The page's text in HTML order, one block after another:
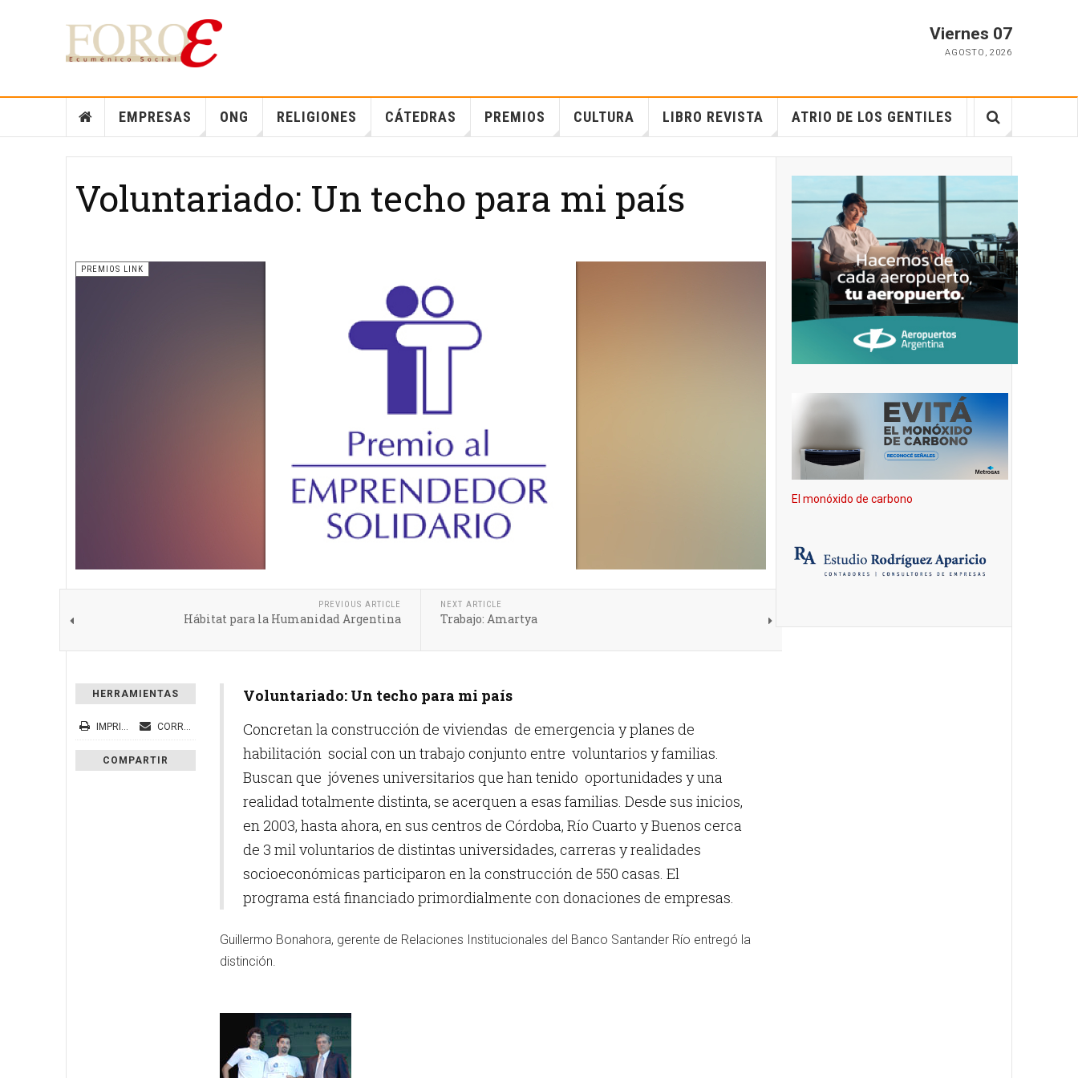
Viernes 07
AGOSTO , 2026
EMPRESAS ONG RELIGIONES CÁTEDRAS PREMIOS CULTURA LIBRO REVISTA ATRIO DE LOS GENTILES
Voluntariado: Un techo para mi país
PREMIOS LINK
PREVIOUS ARTICLE
Hábitat para la Humanidad Argentina
NEXT ARTICLE
Trabajo: Amartya
HERRAMIENTAS
IMPRIMIR CORREO ELECTRÓNICO
COMPARTIR
Voluntariado: Un techo para mi país
Concretan la construcción de viviendas de emergencia y planes de
habilitación social con un trabajo conjunto entre voluntarios y familias.
Buscan que jóvenes universitarios que han tenido oportunidades y una
realidad totalmente distinta, se acerquen a esas familias. Desde sus inicios,
en 2003, hasta ahora, en sus centros de Córdoba, Río Cuarto y Buenos cerca
de 3 mil voluntarios de distintas universidades, carreras y realidades
socioeconómicas participaron en la construcción de 550 casas. El
programa está financiado primordialmente con donaciones de empresas.
Guillermo Bonahora, gerente de Relaciones Institucionales del Banco Santander Río entregó la
distinción.
El monóxido de carbono